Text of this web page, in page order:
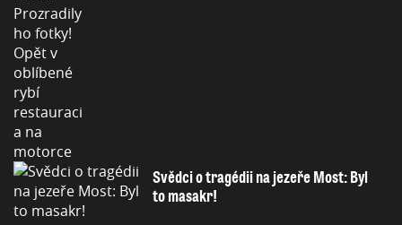
Svědci o tragédii na jezeře Most: Byl
to masakr!